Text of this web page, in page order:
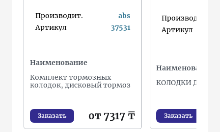
Производит.
abs
Артикул
37531
Наименование
Комплект тормозных
колодок, дисковый тормоз
Заказать от 7317 ₸
Производит.
Артикул
Наименование
КОЛОДКИ
Заказать